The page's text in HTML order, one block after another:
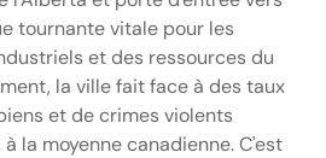
tournante vitale pour les
et des ressources du
la ville fait face à des taux
et de crimes violents
la moyenne canadienne. C'est